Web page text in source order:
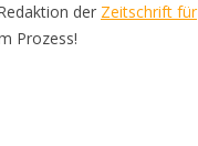
der Zeitschrift für
Prozess!